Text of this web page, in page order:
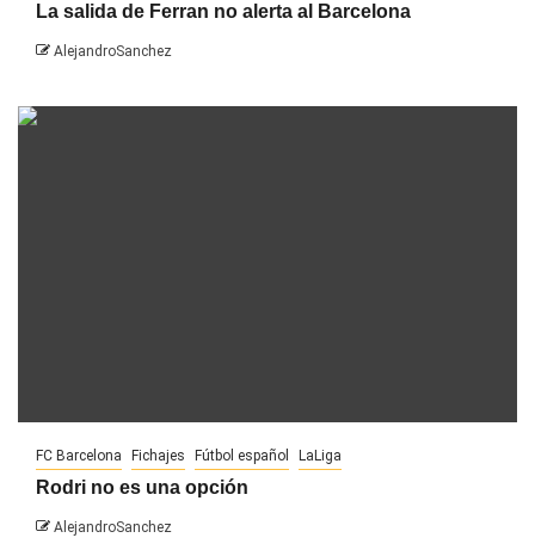
La salida de Ferran no alerta al Barcelona
AlejandroSanchez
FC Barcelona Fichajes Fútbol español LaLiga
Rodri no es una opción
AlejandroSanchez